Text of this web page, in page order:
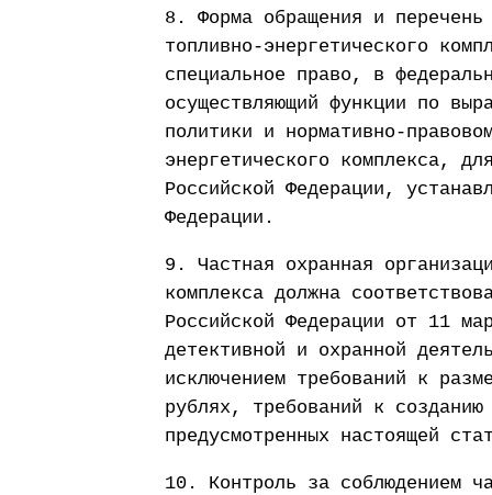
8. Форма обращения и перечень
топливно-энергетического
специальное право, в
осуществляющий функции по
политики и нормативно-
энергетического комплекса,
Российской Федерации,
Федерации.
9. Частная охранная
комплекса должна
Российской Федерации от 11
детективной и охранной
исключением требований к
рублях, требований к
предусмотренных настоящей
10. Контроль за соблюдением